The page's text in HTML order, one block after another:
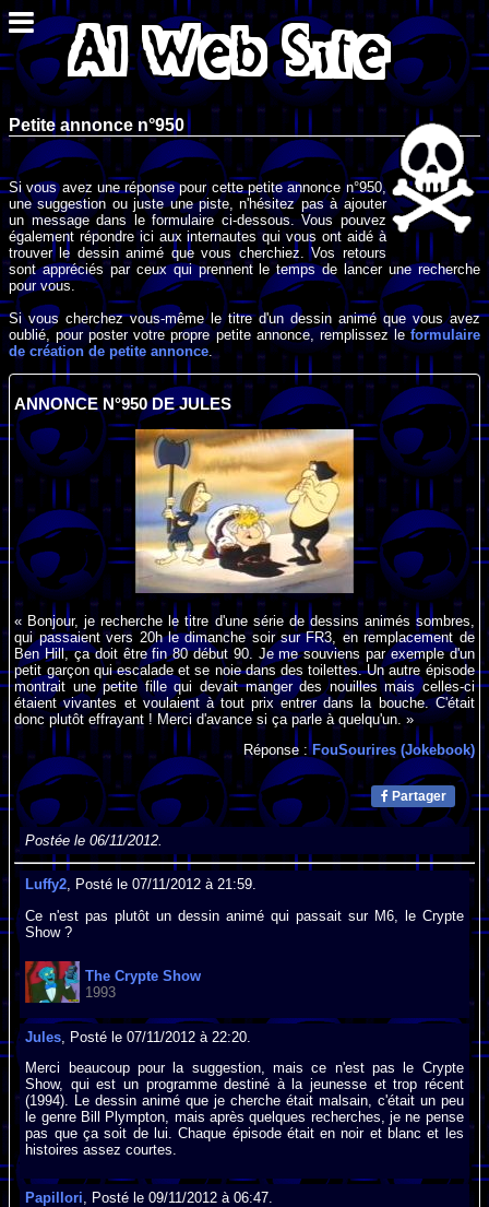
Petite annonce n°950
Si vous avez une réponse pour cette petite annonce n°950,
une suggestion ou juste une piste, n'hésitez pas à ajouter
un message dans le formulaire ci-dessous. Vous pouvez
également répondre ici aux internautes qui vous ont aidé à
trouver le dessin animé que vous cherchiez. Vos retours
sont appréciés par ceux qui prennent le temps de lancer une recherche
pour vous.
Si vous cherchez vous-même le titre d'un dessin animé que vous avez
oublié, pour poster votre propre petite annonce, remplissez leformulaire
de création de petite annonce .
ANNONCE N°950 DE JULES
« Bonjour, je recherche le titre d'une série de dessins animés sombres,
qui passaient vers 20h le dimanche soir sur FR3, en remplacement de
Ben Hill, ça doit être fin 80 début 90. Je me souviens par exemple d'un
petit garçon qui escalade et se noie dans des toilettes. Un autre épisode
montrait une petite fille qui devait manger des nouilles mais celles-ci
étaient vivantes et voulaient à tout prix entrer dans la bouche. C'était
donc plutôt effrayant ! Merci d'avance si ça parle à quelqu'un. »
Réponse :FouSourires (Jokebook)
Partager
Postée le 06/11/2012.
Luffy2, Posté le 07/11/2012 à 21:59.
Ce n'est pas plutôt un dessin animé qui passait sur M6, le Crypte
Show ?
The Crypte Show
1993
Jules, Posté le 07/11/2012 à 22:20.
Merci beaucoup pour la suggestion, mais ce n'est pas le Crypte
Show, qui est un programme destiné à la jeunesse et trop récent
(1994). Le dessin animé que je cherche était malsain, c'était un peu
le genre Bill Plympton, mais après quelques recherches, je ne pense
pas que ça soit de lui. Chaque épisode était en noir et blanc et les
histoires assez courtes.
Papillori , Posté le 09/11/2012 à 06:47.